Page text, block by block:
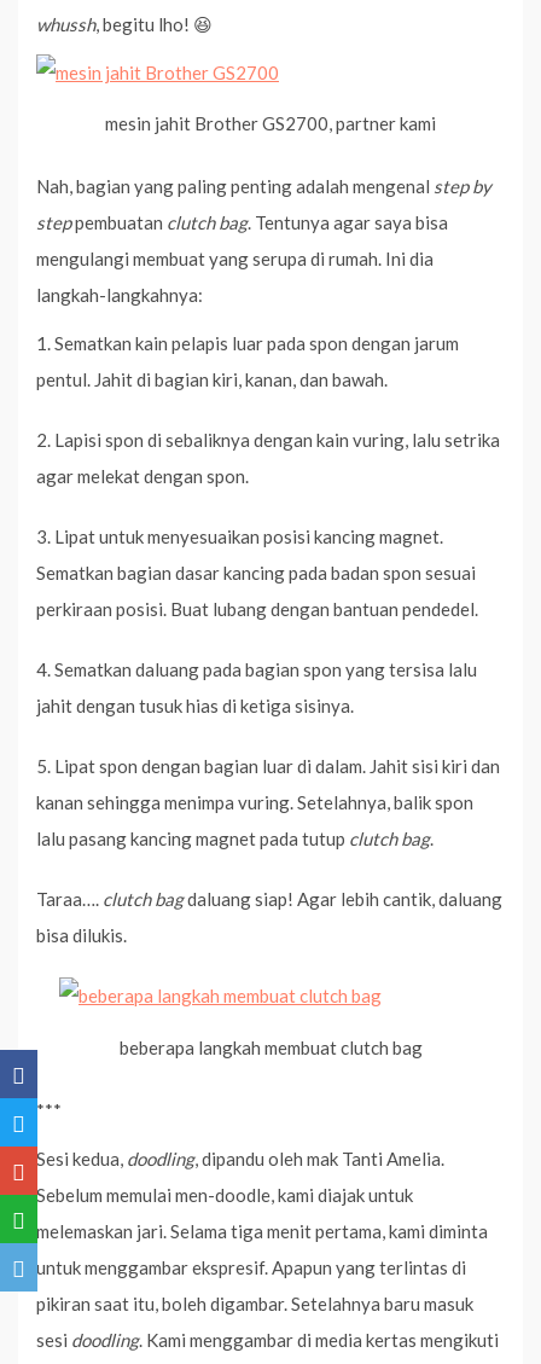
whussh, begitu lho! 😆
mesin jahit Brother GS2700, partner kami
Nah, bagian yang paling penting adalah mengenal step by
steppembuatan clutch bag. Tentunya agar saya bisa
mengulangi membuat yang serupa di rumah. Ini dia
langkah-langkahnya:
1. Sematkan kain pelapis luar pada spon dengan jarum
pentul. Jahit di bagian kiri, kanan, dan bawah.
2. Lapisi spon di sebaliknya dengan kain vuring, lalu setrika
agar melekat dengan spon.
3. Lipat untuk menyesuaikan posisi kancing magnet.
Sematkan bagian dasar kancing pada badan spon sesuai
perkiraan posisi. Buat lubang dengan bantuan pendedel.
4. Sematkan daluang pada bagian spon yang tersisa lalu
jahit dengan tusuk hias di ketiga sisinya.
5. Lipat spon dengan bagian luar di dalam. Jahit sisi kiri dan
kanan sehingga menimpa vuring. Setelahnya, balik spon
lalu pasang kancing magnet pada tutup clutch bag.
Taraa…. clutch bagdaluang siap! Agar lebih cantik, daluang
bisa dilukis.
beberapa langkah membuat clutch bag
***
Sesi kedua, doodling, dipandu oleh mak Tanti Amelia.
Sebelum memulai men-doodle, kami diajak untuk
melemaskan jari. Selama tiga menit pertama, kami diminta
untuk menggambar ekspresif. Apapun yang terlintas di
pikiran saat itu, boleh digambar. Setelahnya baru masuk
sesi doodling. Kami menggambar di media kertas mengikuti